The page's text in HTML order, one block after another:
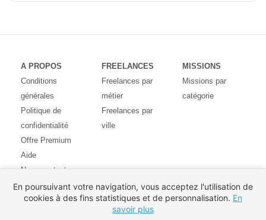
A PROPOS
Conditions
générales
Politique de
confidentialité
Offre Premium
Aide
Nous contacter
Avis des
utilisateurs
FREELANCES
Freelances par
métier
Freelances par
ville
MISSIONS
Missions par
catégorie
En poursuivant votre navigation, vous acceptez l'utilisation de
cookies à des fins statistiques et de personnalisation. En
savoir plus